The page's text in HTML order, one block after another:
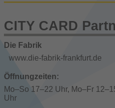
CITY CARD
Die Fabrik
www.die-fabrik-frankfurt.de
Öffnungzeiten:
Mo–So 17–22 Uhr, Mo–Fr
Uhr